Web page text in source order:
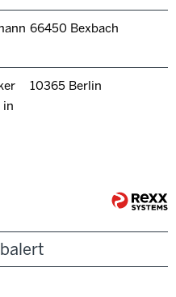
66450 Bexbach
in
10365 Berlin